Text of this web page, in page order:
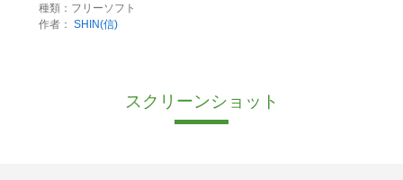
種類：フリーソフト
作者： SHIN(信)
スクリーンショット